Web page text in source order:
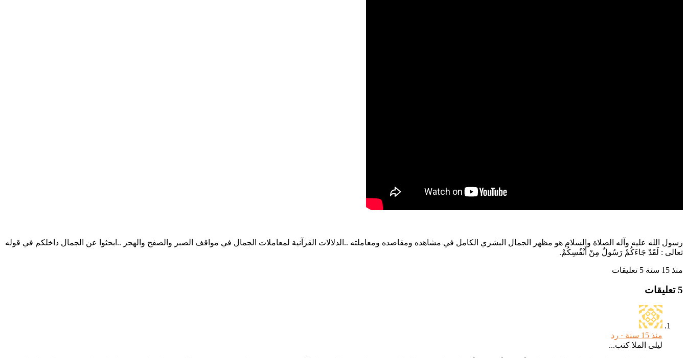
رسول الله عليه وآله الصلاة والسلام هو مظهر الجمال البشري الكامل في مشاهده ومقاصده ومعاملته ..الدلالات القرآنية لمعاملات الجمال في مواقف الصبر والصفح والهجر ..ابحثوا عن الجمال داخلكم في قوله
تعالى : لَقَدْ جَاءَكُمْ رَسُولٌ مِنْ أَنْفُسِكُمْ.
منذ 15 سنة 5 تعليقات
5 تعليقات
منذ 15 سنة ·
رد
ليلى الملا كتب...